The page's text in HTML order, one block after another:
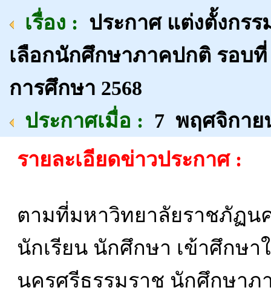
เรื่อง : ประกาศ แต่งตั้งกร
เลือกนักศึกษาภาคปกติ รอบ
การศึกษา 2568
ประกาศเมื่อ : 7 พฤศจิกาย
รายละเอียดข่าวประกาศ :
ตามที่มหาวิทยาลัยราชภัฏน
นักเรียน นักศึกษา เข้าศึกษ
นครศรีธรรมราช นักศึกษา